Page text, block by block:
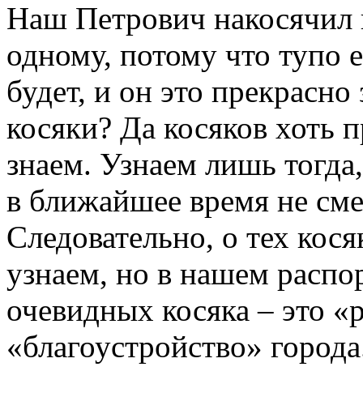
Наш Петрович накосячил
одному, потому что тупо
будет, и он это
косяки? Да косяков хоть
знаем. Узнаем лишь
в ближайшее время не
Следовательно, о тех
узнаем, но в нашем
очевидных косяка – это
«благоустройство»